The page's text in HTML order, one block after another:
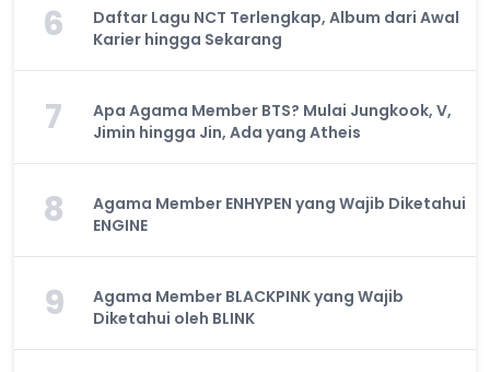
6
Daftar Lagu NCT Terlengkap, Album dari Awal
Karier hingga Sekarang
7
Apa Agama Member BTS? Mulai Jungkook, V,
Jimin hingga Jin, Ada yang Atheis
8
Agama Member ENHYPEN yang Wajib Diketahui
ENGINE
9
Agama Member BLACKPINK yang Wajib
Diketahui oleh BLINK